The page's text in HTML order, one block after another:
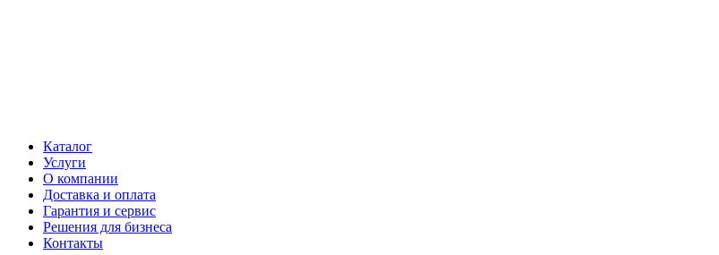
Каталог
Услуги
О компании
Доставка и оплата
Гарантия и сервис
Решения для бизнеса
Контакты